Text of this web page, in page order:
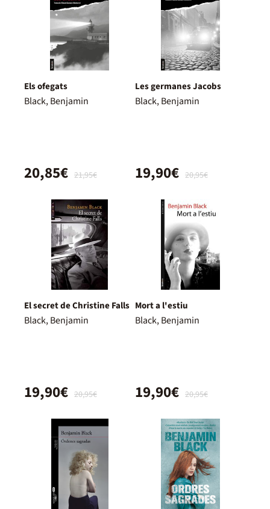
Els ofegats
Black, Benjamin
21,95€
20,85€
Les germanes Jacobs
Black, Benjamin
20,95€
19,90€
El secret de Christine Falls
Black, Benjamin
20,95€
19,90€
Mort a l'estiu
Black, Benjamin
20,95€
19,90€